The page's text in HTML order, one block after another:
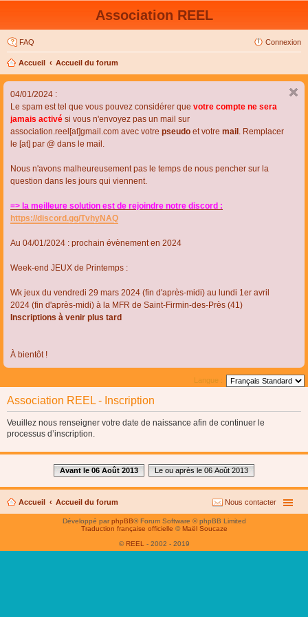
Association REEL
FAQ Connexion
Accueil Accueil du forum
04/01/2024 :
Le spam est tel que vous pouvez considérer que votre compte ne sera
jamais activé si vous n'envoyez pas un mail sur
association.reel[at]gmail.com avec votre pseudo et votre mail . Remplacer
le [at] par @ dans le mail.
Nous n'avons malheureusement pas le temps de nous pencher sur la
question dans les jours qui viennent.
=> la meilleure solution est de rejoindre notre discord :
https://discord.gg/TvhyNAQ
Au 04/01/2024 : prochain évènement en 2024
Week-end JEUX de Printemps :
Wk jeux du vendredi 29 mars 2024 (fin d'après-midi) au lundi 1er avril
2024 (fin d'après-midi) à la MFR de Saint-Firmin-des-Près (41)
Inscriptions à venir plus tard
À bientôt !
Langue :
Association REEL - Inscription
Veuillez nous renseigner votre date de naissance afin de continuer le
processus d’inscription.
Avant le 06 Août 2013 Le ou après le 06 Août 2013
Accueil Accueil du forum Nous contacter
Développé parphpBB® Forum Software © phpBB Limited
Traduction française officielle © Maël Soucaze
© REEL - 2002 - 2019